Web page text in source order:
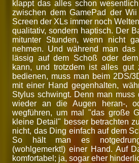
klappt das alles schon
zwischen dem GamePad der
Screen der XLs immer noch
qualitativ, sondern haptisch. Der
mitunter Stunden, wenn nicht
nehmen. Und während man das
lässig auf dem Schoß oder
kann, und trotzdem ist alles gut
bedienen, muss man beim 2DS/
mit einer Hand gegenhalten,
Stylus schwingt. Denn man muss
wieder an die Augen heran-,
wegführen, um mal "das große
kleine Detail" besser betrachten
nicht, das Ding einfach auf dem
So hält man es
(wohlgemerkt!) einer Hand. Auf
komfortabel; ja, sogar eher